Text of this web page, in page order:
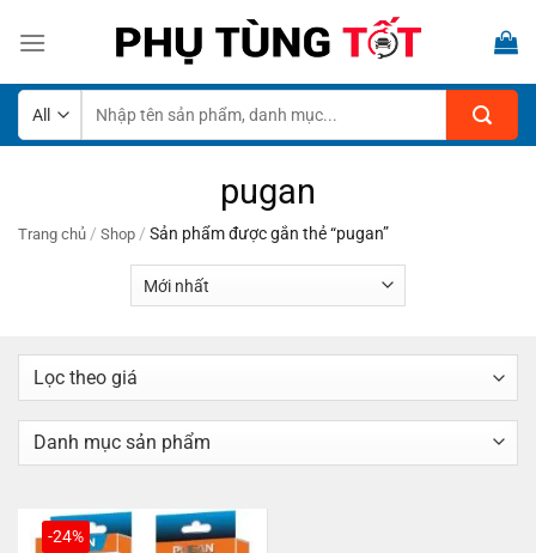
kiếm:
pugan
Trang chủ / Shop / Sản phẩm được gắn thẻ “pugan”
-24%